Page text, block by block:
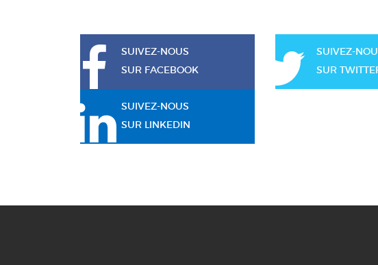
SUIVEZ-NOUS
SUR FACEBOOK
SUIVEZ-
SUR
SUIVEZ-NOUS
SUR LINKEDIN